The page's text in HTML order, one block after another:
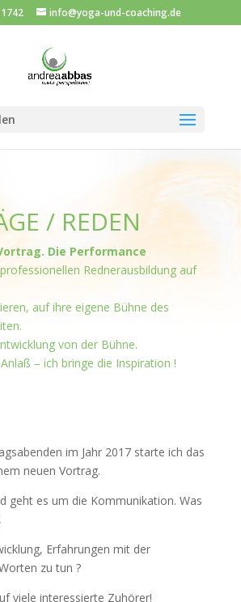
info@yoga-und-coaching.de
/ REDEN
Die Performance
Rednerausbildung auf
auf ihre eigene Bühne des
von der Bühne.
– ich bringe die Inspiration !
im Jahr 2017 starte ich das
neuen Vortrag.
geht es um die Kommunikation. Was
Erfahrungen mit der
zu tun ?
viele interessierte Zuhörer!